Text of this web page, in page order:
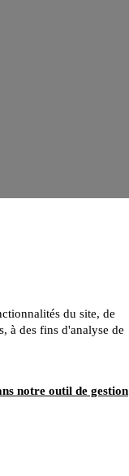
du site, de
à des fins d'analyse de
notre outil de gestion